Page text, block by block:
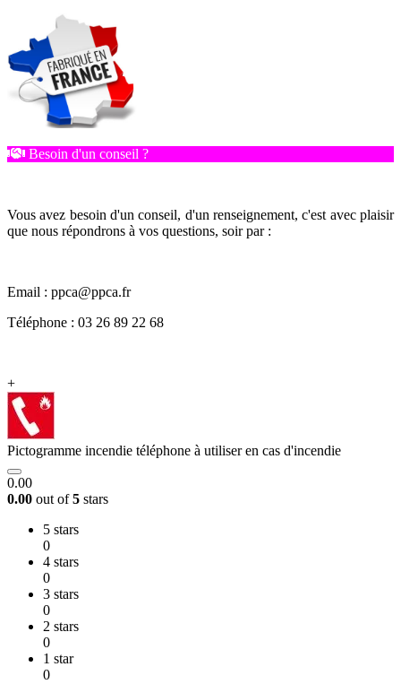
Besoin d'un conseil ?
Vous avez besoin d'un conseil, d'un renseignement, c'est avec plaisir
que nous répondrons à vos questions, soir par :
Email : ppca@ppca.fr
Téléphone : 03 26 89 22 68
+
Pictogramme incendie téléphone à utiliser en cas d'incendie
0.00
0.00 out of5 stars
5 stars
0
4 stars
0
3 stars
0
2 stars
0
1 star
0